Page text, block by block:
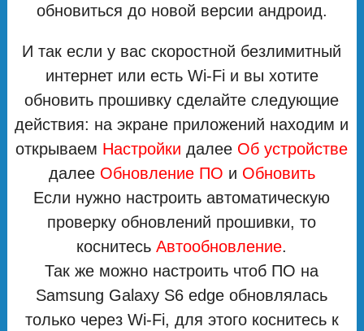
обновиться до новой версии андроид.
И так если у вас скоростной безлимитный
интернет или есть Wi-Fi и вы хотите
обновить прошивку сделайте следующие
действия: на экране приложений находим и
открываем Настройки далее Об устройстве
далее Обновление ПО и Обновить
Если нужно настроить автоматическую
проверку обновлений прошивки, то
коснитесьАвтообновление.
Так же можно настроить чтоб ПО на
Samsung Galaxy S6 edge обновлялась
только через Wi-Fi, для этого коснитесь к